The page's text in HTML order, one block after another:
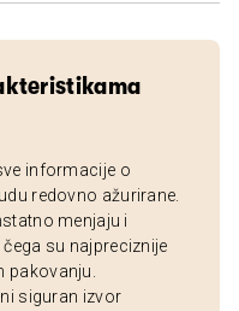
informacije o
redovno ažurirane.
menjaju i
su najpreciznije
pakovanju.
siguran izvor